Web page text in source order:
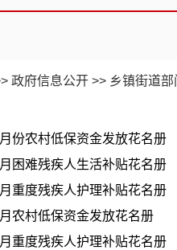
政府信息公开 >> 乡镇街道部
份农村低保资金发放花名册
困难残疾人生活补贴花名册
重度残疾人护理补贴花名册
农村低保资金发放花名册
重度残疾人护理补贴花名册